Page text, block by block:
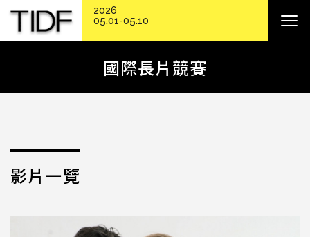
國際長片競賽
影片一覽
2026
05.01-05.10